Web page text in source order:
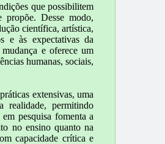
que possibilitem
Desse modo,
científica, artística,
e às expectativas da
e oferece um
humanas, sociais,
extensivas, uma
realidade, permitindo
pesquisa fomenta a
no ensino quanto na
capacidade crítica e